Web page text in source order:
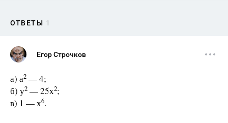
ОТВЕТЫ 1
Егор Строчков
а) а2 — 4;
б) у2 — 25x2;
в) 1 — х6.